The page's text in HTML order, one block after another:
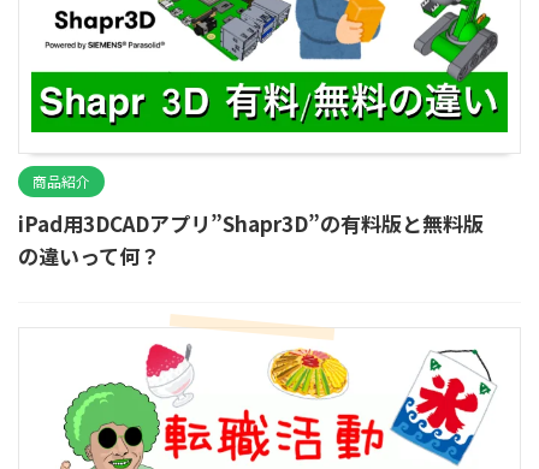
商品紹介
iPad用3DCADアプリ”Shapr3D”の有料版と無料版
の違いって何？